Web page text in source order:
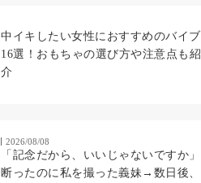
中イキしたい女性におすすめのバイブ
16選！おもちゃの選び方や注意点も紹
介
2026/08/08
「記念だから、いいじゃないですか」
断ったのに私を撮った義妹→数日後、